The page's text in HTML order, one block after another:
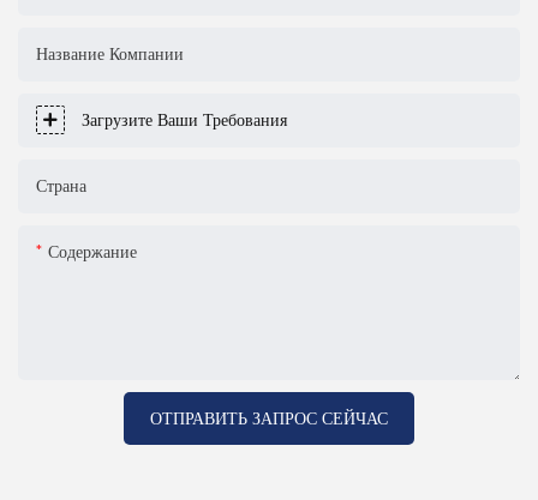
Название Компании
Загрузите Ваши Требования
Страна
Содержание
ОТПРАВИТЬ ЗАПРОС СЕЙЧАС